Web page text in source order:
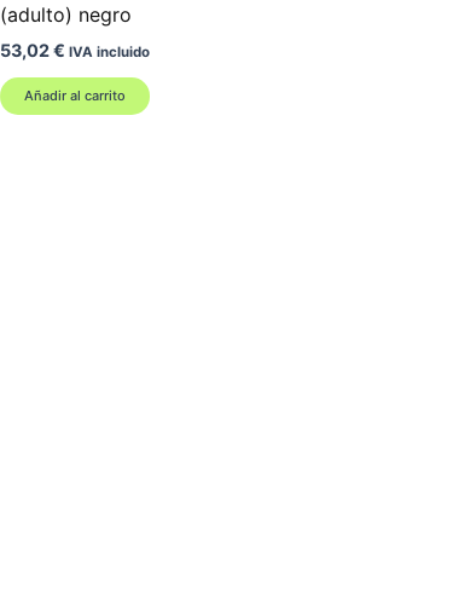
(adulto) negro
53,02€ IVA incluido
Añadir al carrito